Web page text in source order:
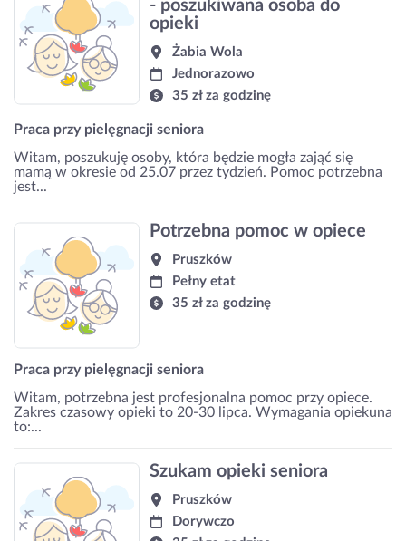
- poszukiwana osoba do
opieki
Żabia Wola
Jednorazowo
35 zł za godzinę
Praca przy pielęgnacji seniora
Witam, poszukuję osoby, która będzie mogła zająć się
mamą w okresie od 25.07 przez tydzień. Pomoc potrzebna
jest...
Potrzebna pomoc w opiece
Pruszków
Pełny etat
35 zł za godzinę
Praca przy pielęgnacji seniora
Witam, potrzebna jest profesjonalna pomoc przy opiece.
Zakres czasowy opieki to 20-30 lipca. Wymagania opiekuna
to:...
Szukam opieki seniora
Pruszków
Dorywczo